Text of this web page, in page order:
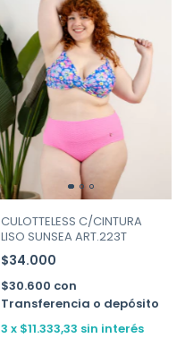
CULOTTELESS C/CINTURA
LISO SUNSEA ART.223T
$34.000
$30.600 con
Transferencia o depósito
3 x $11.333,33 sin interés